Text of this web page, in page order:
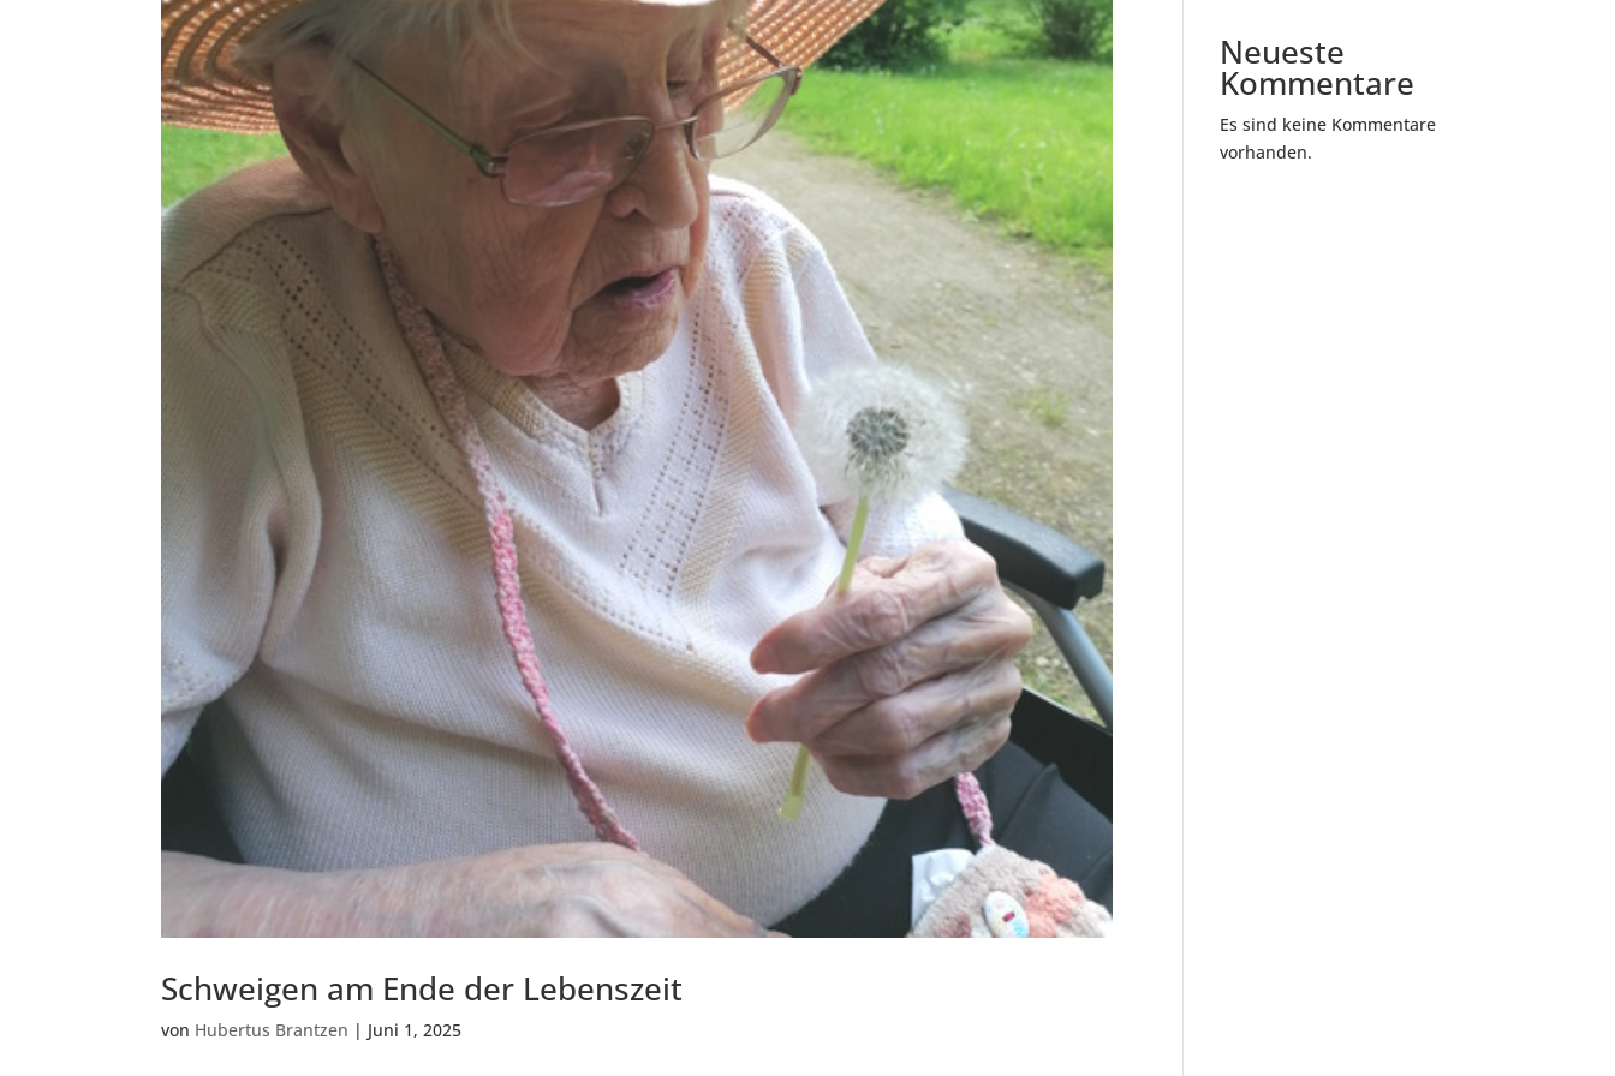
Schweigen am Ende der Lebenszeit
von Hubertus Brantzen | Juni 1, 2025
Neueste
Kommentare
Es sind keine Kommentare
vorhanden.